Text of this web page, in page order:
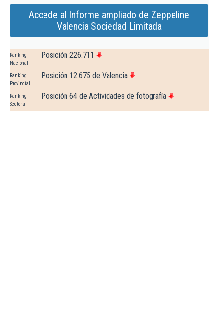
Accede al Informe ampliado de Zeppeline
Valencia Sociedad Limitada
Ranking
Nacional
Posición 226.711
Ranking
Provincial
Posición 12.675 de Valencia
Ranking
Sectorial
Posición 64 de Actividades de fotografía